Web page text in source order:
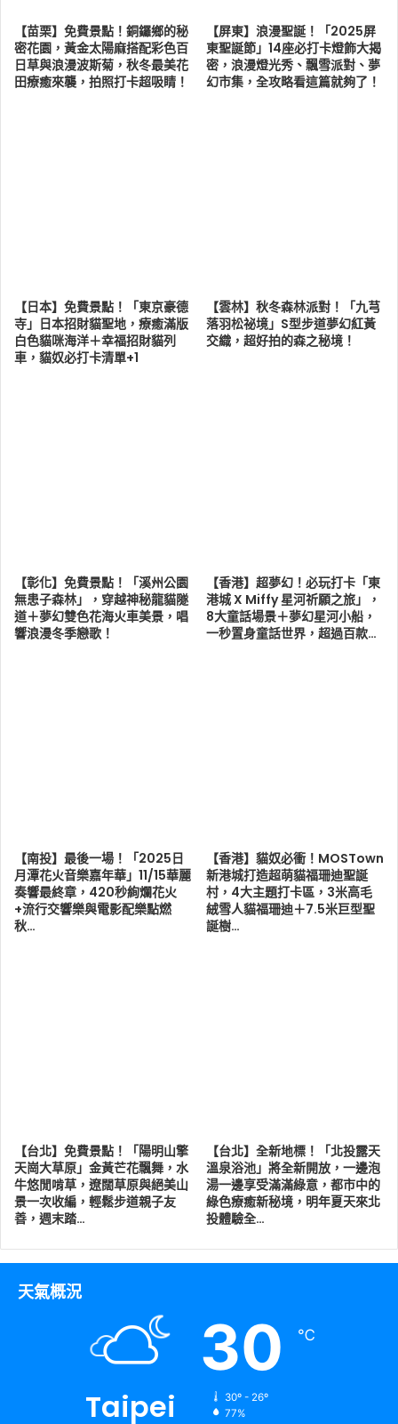
【苗栗】免費景點！銅鑼鄉的秘
密花園，黃金太陽麻搭配彩色百
日草與浪漫波斯菊，秋冬最美花
田療癒來襲，拍照打卡超吸睛！
【屏東】浪漫聖誕！「2025屏
東聖誕節」14座必打卡燈飾大揭
密，浪漫燈光秀、飄雪派對、夢
幻市集，全攻略看這篇就夠了！
【日本】免費景點！「東京豪德
寺」日本招財貓聖地，療癒滿版
白色貓咪海洋＋幸福招財貓列
車，貓奴必打卡清單+1
【雲林】秋冬森林派對！「九芎
落羽松祕境」S型步道夢幻紅黃
交織，超好拍的森之秘境！
【彰化】免費景點！「溪州公園
無患子森林」，穿越神秘龍貓隧
道＋夢幻雙色花海火車美景，唱
響浪漫冬季戀歌！
【香港】超夢幻！必玩打卡「東
港城 X Miffy 星河祈願之旅」，
8大童話場景＋夢幻星河小船，
一秒置身童話世界，超過百款…
【南投】最後一場！「2025日
月潭花火音樂嘉年華」11/15華麗
奏響最終章，420秒絢爛花火
+流行交響樂與電影配樂點燃
秋…
【香港】貓奴必衝！MOSTown
新港城打造超萌貓福珊迪聖誕
村，4大主題打卡區，3米高毛
絨雪人貓福珊迪＋7.5米巨型聖
誕樹…
【台北】免費景點！「陽明山擎
天崗大草原」金黃芒花飄舞，水
牛悠閒啃草，遼闊草原與絕美山
景一次收編，輕鬆步道親子友
善，週末踏…
【台北】全新地標！「北投露天
溫泉浴池」將全新開放，一邊泡
湯一邊享受滿滿綠意，都市中的
綠色療癒新秘境，明年夏天來北
投體驗全…
天氣概況
Taipei
30 ℃
30º - 26º
77%